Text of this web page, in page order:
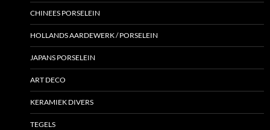
CHINEES PORSELEIN
HOLLANDS AARDEWERK / PORSELEIN
JAPANS PORSELEIN
ART DECO
KERAMIEK DIVERS
TEGELS